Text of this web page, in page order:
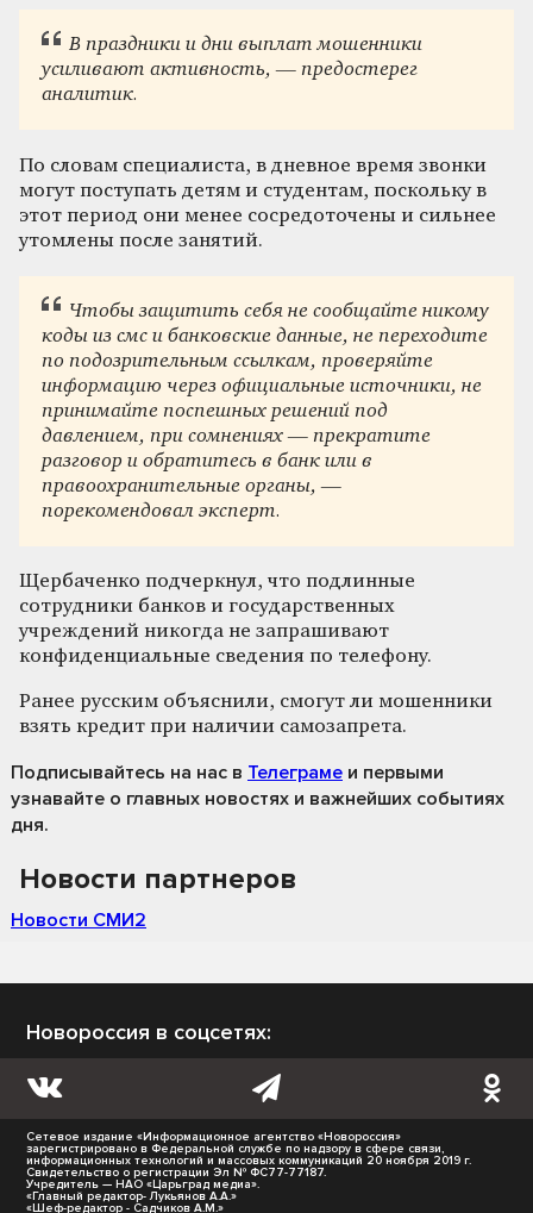
В праздники и дни выплат мошенники
усиливают активность, — предостерег
аналитик.
По словам специалиста, в дневное время звонки
могут поступать детям и студентам, поскольку в
этот период они менее сосредоточены и сильнее
утомлены после занятий.
Чтобы защитить себя не сообщайте никому
коды из смс и банковские данные, не переходите
по подозрительным ссылкам, проверяйте
информацию через официальные источники, не
принимайте поспешных решений под
давлением, при сомнениях — прекратите
разговор и обратитесь в банк или в
правоохранительные органы, —
порекомендовал эксперт.
Щербаченко подчеркнул, что подлинные
сотрудники банков и государственных
учреждений никогда не запрашивают
конфиденциальные сведения по телефону.
Ранее русским объяснили, смогут ли мошенники
взять кредит при наличии самозапрета.
Подписывайтесь на нас в Телеграме и первыми
узнавайте о главных новостях и важнейших событиях
дня.
Новости партнеров
Новости СМИ2
Новороссия в соцсетях:
Сетевое издание «Информационное агентство «Новороссия»
зарегистрировано в Федеральной службе по надзору в сфере связи,
информационных технологий и массовых коммуникаций 20 ноября 2019 г.
Свидетельство о регистрации Эл № ФС77-77187.
Учредитель — НАО «Царьград медиа».
«Главный редактор- Лукьянов А.А.»
«Шеф-редактор - Садчиков А.М.»